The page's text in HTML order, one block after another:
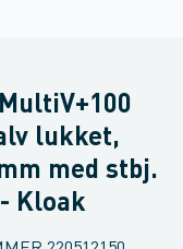
lukket,
med stbj.
Kloak